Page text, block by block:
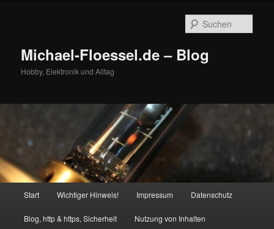
Michael-Floessel.de – Blog
Hobby, Elektronik und Alltag
Start Wichtiger Hinweis! Impressum Datenschutz
Blog, http & https, Sicherheit Nutzung von Inhalten